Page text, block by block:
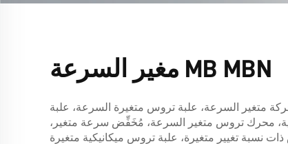
MB MBN مغير السرعة
متغير السرعة، علبة تروس متغيرة السرعة، علبة
محرك تروس متغير السرعة، مُخَفِّض سرعة متغير،
نسبة تغيير متغيرة، علبة تروس ميكانيكية متغيرة